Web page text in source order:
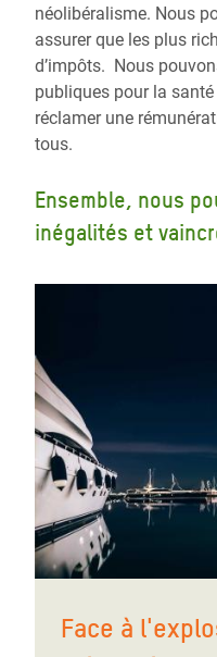
néolibéralisme. Nous
assurer que les plus
d’impôts. Nous
publiques pour la
réclamer une
tous.
Ensemble, nous
inégalités et
Face à